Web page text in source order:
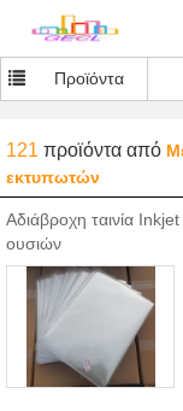
Προϊόντα
121 προϊόντα από
εκτυπωτών
Αδιάβροχη ταινία
ουσιών